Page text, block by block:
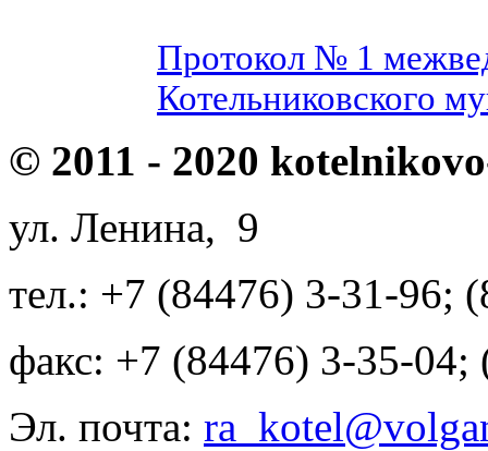
Протокол № 1
Котельниковского
© 2011 - 2020
ул. Ленина, 9
тел.: +7 (84476) 3-31-96;
факс: +7 (84476) 3-35-04;
Эл. почта: